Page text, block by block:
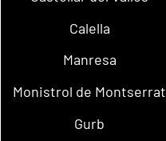
Calella
Manresa
Monistrol de Montserrat
Gurb